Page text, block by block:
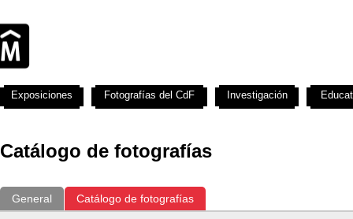
Catálogo de fotografías
General Catálogo de fotografías
Exposiciones Fotografías del CdF Investigación